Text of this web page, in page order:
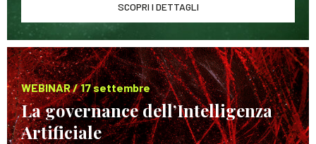
SCOPRI I DETTAGLI
WEBINAR / 17 settembre
La governance dell’Intelligenza
Artificiale